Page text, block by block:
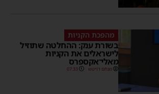
מהפכת הקניות
בשורת ענק: ההחלטה שתוזיל
לישראלים את הקניות
מאלי־אקספרס
מנחם דויטש 07:33